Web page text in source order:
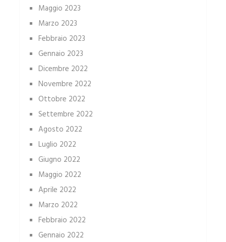
Maggio 2023
Marzo 2023
Febbraio 2023
Gennaio 2023
Dicembre 2022
Novembre 2022
Ottobre 2022
Settembre 2022
Agosto 2022
Luglio 2022
Giugno 2022
Maggio 2022
Aprile 2022
Marzo 2022
Febbraio 2022
Gennaio 2022